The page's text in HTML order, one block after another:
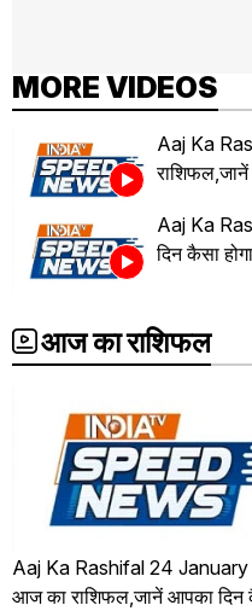
MORE VIDEOS
Aaj Ka
Aaj Ka
दिन कैसा
आज का राशिफल
Aaj Ka Rashifal 24
आज का राशिफल,जानें आपका दिन